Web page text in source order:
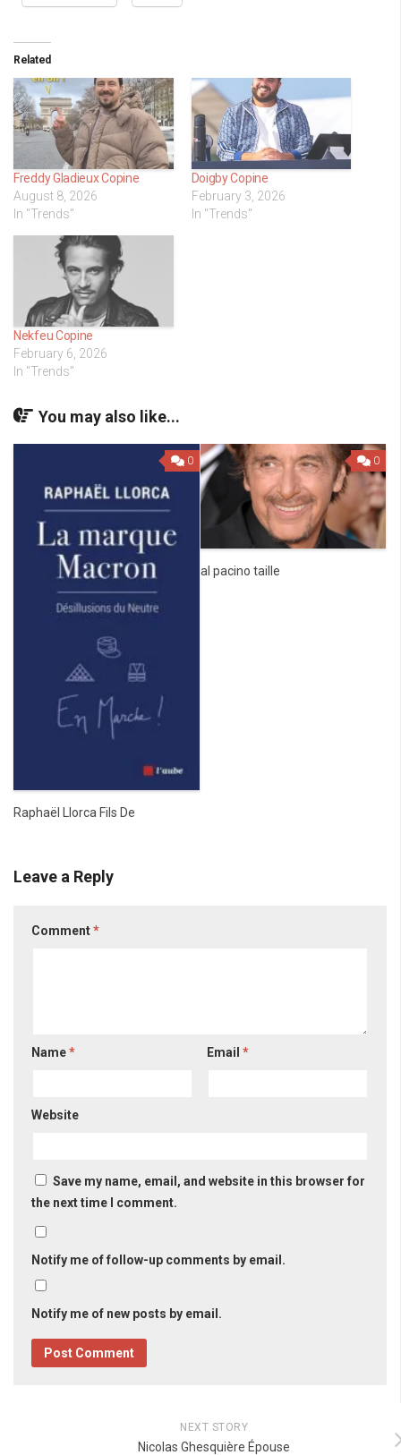
Related
Freddy Gladieux Copine
August 8, 2026
In "Trends"
Doigby Copine
February 3, 2026
In "Trends"
Nekfeu Copine
February 6, 2026
In "Trends"
You may also like...
0
Raphaël Llorca Fils De
0
al pacino taille
Leave a Reply
Comment*
Name* Email*
Website
Save my name, email, and website in this browser for
the next time I comment.
Notify me of follow-up comments by email.
Notify me of new posts by email.
NEXT STORY
Nicolas Ghesquière Épouse